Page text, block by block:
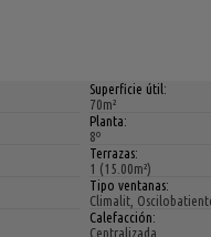
Superficie útil:
70m²
Planta:
8º
Terrazas:
1 (15.00m²)
Tipo ventanas:
Climalit,
Calefacción:
Centralizada